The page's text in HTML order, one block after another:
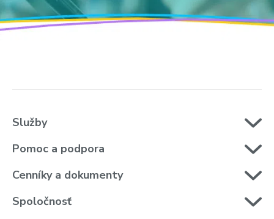
Internet a TV
Pre Firmy
Blog
Služby
Pomoc a podpora
Cenníky a dokumenty
Spoločnosť